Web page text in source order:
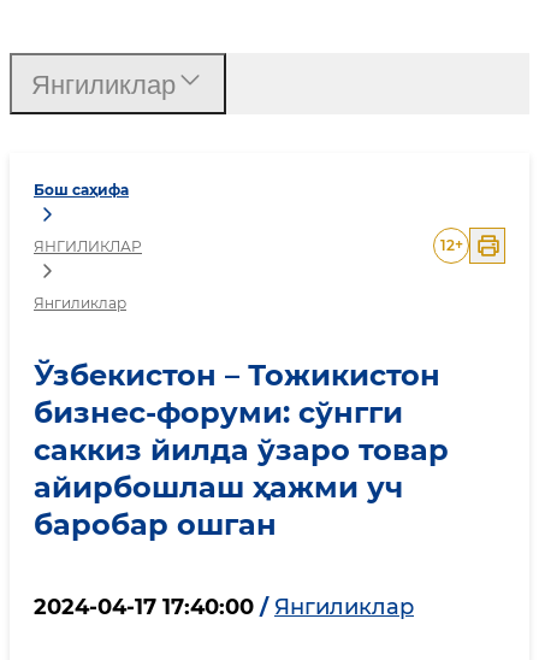
Бош саҳифа
ЯНГИЛИКЛАР
Янгиликлар
12+
Ўзбекистон – Тожикистон
бизнес-форуми: сўнгги
саккиз йилда ўзаро товар
айирбошлаш ҳажми уч
баробар ошган
2024-04-17 17:40:00 / Янгиликлар
Янгиликлар